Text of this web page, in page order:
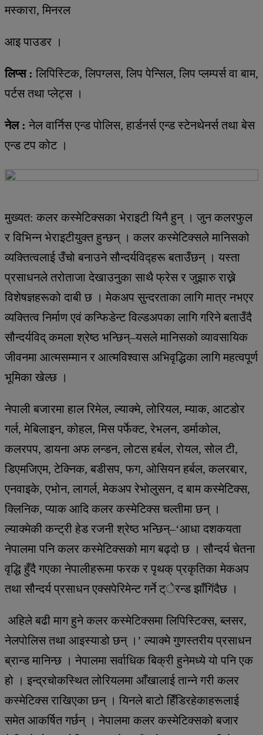
मस्कारा, मिनरल
आइ पाउडर ।
लिप्स : लिपिस्टिक, लिपग्लस, लिप पेन्सिल, लिप प्लम्पर्स वा बाम,
पर्टस तथा प्लेट्स ।
नेल :नेल वार्निस एन्ड पोलिस, हार्डनर्स एन्ड स्टेनथेनर्स तथा बेस
एन्ड टप कोट ।
मुख्यत: कलर कस्मेटिक्सका भेराइटी यिनै हुन् । जुन कलरफुल
र विभिन्न भेराइटीयुक्त हुन्छन् । कलर कस्मेटिक्सले मानिसको
व्यक्तित्वलाई उँचो बनाउने सौन्दर्यविद्हरू बताउँछन् । यस्ता
प्रसाधनले तरोताजा देखाउनुका साथै फ्रेस र जुझारु राख्ने
विशेषज्ञहरूको दाबी छ । मेकअप सुन्दरताका लागि मात्र नभएर
व्यक्तित्व निर्माण एवं कन्फिडेन्ट विल्डअपका लागि गरिने बताउँदै
सौन्दर्यविद् कमला श्रेष्ठ भन्छिन्–यसले मानिसको व्यावसायिक
जीवनमा आत्मसम्मान र आत्मविश्वास अभिवृद्धिका लागि महत्वपूर्ण
भूमिका खेल्छ ।
नेपाली बजारमा हाल रिमेल, ल्याक्मे, लोरियल, म्याक, आटडोर
गर्ल, मेबिलाइन, कोहल, मिस पर्फेक्ट, रेभलन, डर्माकोल,
कलरपप, डायना अफ लन्डन, लोटस हर्बल, रोयल, सोल टी,
डिएमजिएम, टेक्निक, बडीसप, फग, ओसियन हर्बल, कलरबार,
एनवाइके, एभोन, लागर्ल, मेकअप रेभोलुसन, द बाम कस्मेटिक्स,
क्लिनिक, प्याक आदि कलर कस्मेटिक्स चल्तीमा छन् ।
ल्याक्मेकी कन्ट्री हेड रजनी श्रेष्ठ भन्छिन्–‘आधा दशकयता
नेपालमा पनि कलर कस्मेटिक्सको माग बढ्दो छ । सौन्दर्य चेतना
वृद्धि हुँदै गएका नेपालीहरूमा फरक र पृथक् प्रकृतिका मेकअप
तथा सौन्दर्य प्रसाधन एक्सपेरिमेन्ट गर्ने ट्ेरन्ड झाँगिंदैछ ।
अहिले बढी माग हुने कलर कस्मेटिक्समा लिपिस्टिक्स, ब्लसर,
नेलपोलिस तथा आइस्याडो छन् ।’ ल्याक्मे गुणस्तरीय प्रसाधन
ब्रान्ड मानिन्छ । नेपालमा सर्वाधिक बिक्री हुनेमध्ये यो पनि एक
हो । इन्द्रचोकस्थित लोरियलमा आँखालाई तान्ने गरी कलर
कस्मेटिक्स राखिएका छन् । यिनले बाटो हिँडिरहेकाहरूलाई
समेत आकर्षित गर्छन् । नेपालमा कलर कस्मेटिक्सको बजार